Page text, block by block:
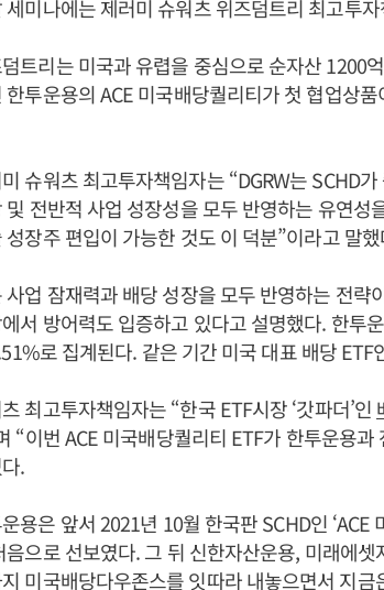
세미나에는 제러미 슈워츠 위즈덤트리 최고투
트리는 미국과 유렵을 중심으로 순자산 1200
한투운용의 ACE 미국배당퀄리티가 첫 협업상품
슈워츠 최고투자책임자는 “DGRW는 SCHD
및 전반적 사업 성장성을 모두 반영하는 유연성
성장주 편입이 가능한 것도 이 덕분”이라고 말
사업 잠재력과 배당 성장을 모두 반영하는 전
서 방어력도 입증하고 있다고 설명했다. 한투
로 집계된다. 같은 기간 미국 대표 배당
최고투자책임자는 “한국 ETF시장 ‘갓파더’인
“이번 ACE 미국배당퀄리티 ETF가 한투운용
.
용은 앞서 2021년 10월 한국판 SCHD인
음으로 선보였다. 그 뒤 신한자산운용, 미래에
미국배당다우존스를 잇따라 내놓으면서 지금